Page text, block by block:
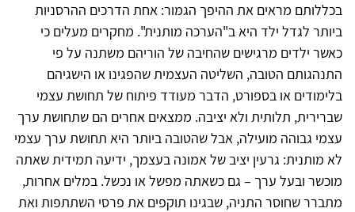
בכללותם מראים את ההיפך הגמור: אחת הדרכים ההרסניות
ביותר לגדל ילד היא ב"הערכה מותנית". מחקרים מעלים כי
כאשר ילדים מרגישים שהחיבה של הוריהם משתנה על פי
התנהגותם הטובה, השליטה העצמית שהפגינו או הישגיהם
בלימודים או בספורט, הדבר מעודד פיתוח של תחושת עצמי
שברירית, תלותית ולא יציבה. ממצאים אחרים הם שתחושת ערך
עצמי גבוהה מועילה, אבל שהטובה ביותר היא תחושת ערך עצמי
לא מותנית: גרעין יציב של אמונה בעצמך, ידיעה תמידית שאתה
מוכשר ובעל ערך – גם כשאתה מפשל או נכשל. במלים אחרות,
מתברר שחוסר התניה, שבגינו תוקפים את פרסי השתתפות ואת